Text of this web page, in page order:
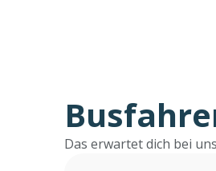
Das erwartet dich bei uns